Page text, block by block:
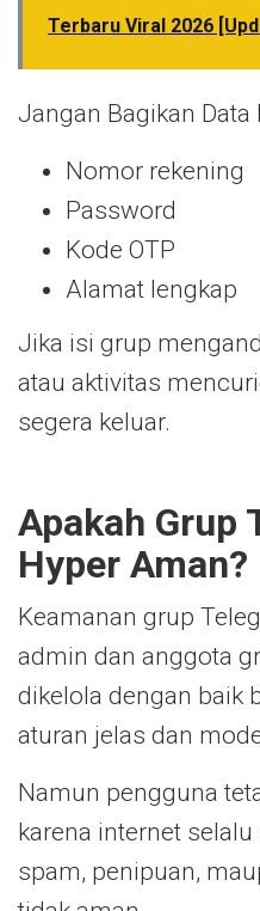
Terbaru Viral 2026
Jangan Bagikan Data
Nomor rekening
Password
Kode OTP
Alamat lengkap
Jika isi grup
atau aktivitas
segera keluar.
Apakah Grup
Hyper Aman?
Keamanan grup
admin dan anggota
dikelola dengan baik
aturan jelas dan
Namun pengguna
karena internet
spam, penipuan,